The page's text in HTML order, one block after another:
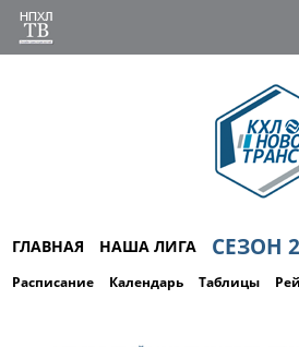
ГЛАВНАЯ НАША ЛИГА СЕЗОН
Расписание Календарь Таблицы